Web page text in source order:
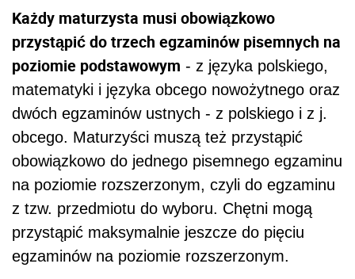
Każdy maturzysta musi obowiązkowo
przystąpić do trzech egzaminów pisemnych na
poziomie podstawowym - z języka polskiego,
matematyki i języka obcego nowożytnego oraz
dwóch egzaminów ustnych - z polskiego i z j.
obcego. Maturzyści muszą też przystąpić
obowiązkowo do jednego pisemnego egzaminu
na poziomie rozszerzonym, czyli do egzaminu
z tzw. przedmiotu do wyboru. Chętni mogą
przystąpić maksymalnie jeszcze do pięciu
egzaminów na poziomie rozszerzonym.